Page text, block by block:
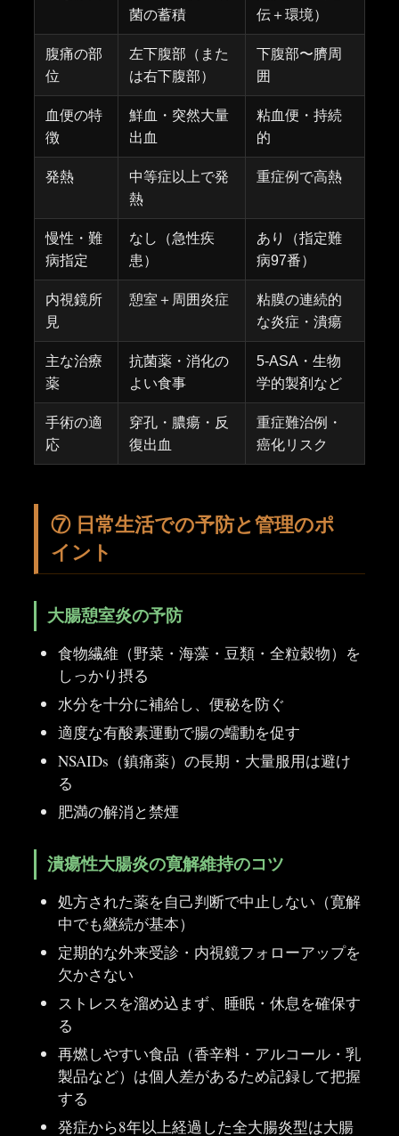
菌の蓄積
伝＋環境）
腹痛の部
位
左下腹部（また
は右下腹部）
下腹部〜臍周
囲
血便の特
徴
鮮血・突然大量
出血
粘血便・持続
的
発熱
中等症以上で発
熱
重症例で高熱
慢性・難
病指定
なし（急性疾
患）
あり（指定難
病97番）
内視鏡所
見
憩室＋周囲炎症
粘膜の連続的
な炎症・潰瘍
主な治療
薬
抗菌薬・消化の
よい食事
5-ASA・生物
学的製剤など
手術の適
応
穿孔・膿瘍・反
復出血
重症難治例・
癌化リスク
⑦ 日常生活での予防と管理のポ
イント
大腸憩室炎の予防
食物繊維（野菜・海藻・豆類・全粒穀物）を
しっかり摂る
水分を十分に補給し、便秘を防ぐ
適度な有酸素運動で腸の蠕動を促す
NSAIDs（鎮痛薬）の長期・大量服用は避け
る
肥満の解消と禁煙
潰瘍性大腸炎の寛解維持のコツ
処方された薬を自己判断で中止しない（寛解
中でも継続が基本）
定期的な外来受診・内視鏡フォローアップを
欠かさない
ストレスを溜め込まず、睡眠・休息を確保す
る
再燃しやすい食品（香辛料・アルコール・乳
製品など）は個人差があるため記録して把握
する
発症から8年以上経過した全大腸炎型は大腸